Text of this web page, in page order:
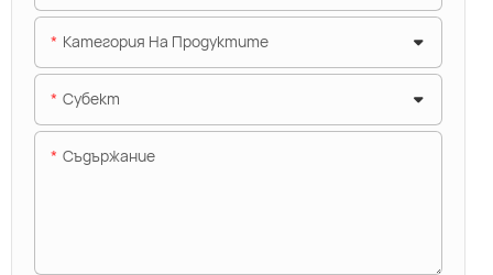
Категория На Продуктите
Субект
Съдържание